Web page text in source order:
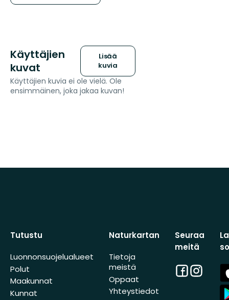
Käyttäjien
kuvat
Lisää
kuvia
Käyttäjien kuvia ei ole vielä. Ole
ensimmäinen, joka jakaa kuvan!
Tutustu
Luonnonsuojelualueet
Polut
Maakunnat
Kunnat
Naturkartan
Tietoja
meistä
Oppaat
Yhteystiedot
Seuraa
meitä
Facebook